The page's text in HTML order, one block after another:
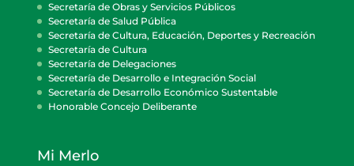
Secretaría de Obras y Servicios Públicos
Secretaría de Salud Pública
Secretaría de Cultura, Educación, Deportes y Recreación
Secretaría de Cultura
Secretaría de Delegaciones
Secretaría de Desarrollo e Integración Social
Secretaría de Desarrollo Económico Sustentable
Honorable Concejo Deliberante
Mi Merlo